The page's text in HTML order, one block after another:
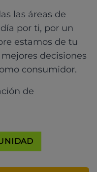
las áreas de
por ti, por un
estamos de tu
decisiones
consumidor.
de